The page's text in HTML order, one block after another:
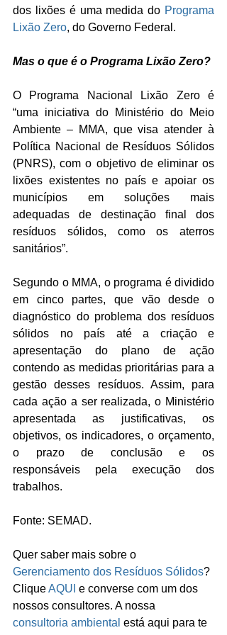
dos lixões é uma medida do Programa
Lixão Zero, do Governo Federal.
Mas o que é o Programa Lixão Zero?
O Programa Nacional Lixão Zero é
“uma iniciativa do Ministério do Meio
Ambiente – MMA, que visa atender à
Política Nacional de Resíduos Sólidos
(PNRS), com o objetivo de eliminar os
lixões existentes no país e apoiar os
municípios em soluções mais
adequadas de destinação final dos
resíduos sólidos, como os aterros
sanitários”.
Segundo o MMA, o programa é dividido
em cinco partes, que vão desde o
diagnóstico do problema dos resíduos
sólidos no país até a criação e
apresentação do plano de ação
contendo as medidas prioritárias para a
gestão desses resíduos. Assim, para
cada ação a ser realizada, o Ministério
apresentada as justificativas, os
objetivos, os indicadores, o orçamento,
o prazo de conclusão e os
responsáveis pela execução dos
trabalhos.
Fonte: SEMAD.
Quer saber mais sobre o
Gerenciamento dos Resíduos Sólidos?
Clique AQUI e converse com um dos
nossos consultores. A nossa
consultoria ambiental está aqui para te